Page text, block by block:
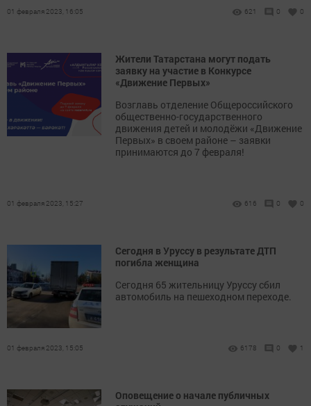
01 февраля 2023, 16:05 621 0 0
Жители Татарстана могут подать
заявку на участие в Конкурсе
«Движение Первых»
Возглавь отделение Общероссийского
общественно-государственного
движения детей и молодёжи «Движение
Первых» в своем районе – заявки
принимаются до 7 февраля!
01 февраля 2023, 15:27 616 0 0
Сегодня в Уруссу в результате ДТП
погибла женщина
Сегодня 65 жительницу Уруссу сбил
автомобиль на пешеходном переходе.
01 февраля 2023, 15:05 6178 0 1
Оповещение о начале публичных